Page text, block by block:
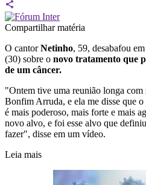
Compartilhar matéria
O cantorNetinho, 59, desabafou
(30) sobre o novo tratamento que
de um câncer.
"Ontem tive uma reunião longa
Bonfim Arruda, e ela me disse que o
é mais poderoso, mais forte e mais
novo alvo, e foi esse alvo que
fazer", disse em um vídeo.
Leia mais